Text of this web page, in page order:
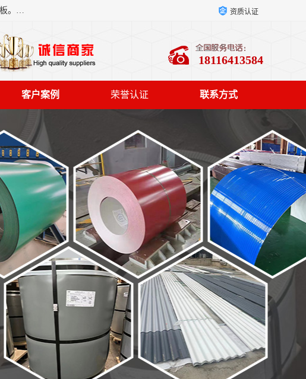
上海轩本实业有限公司主营产品：宝钢彩钢板、宝钢彩钢卷、宝钢彩涂板、宝钢彩涂卷、宝钢高耐候彩钢板，宝钢氟碳彩钢板。是一家集钢铁贸易，物流、加工为一体的产业全配套公司。 资质认证
18116413584
客户案例 荣誉认证 联系方式